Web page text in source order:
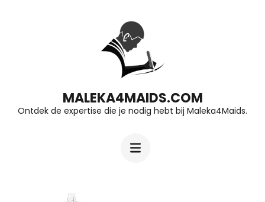
Enter)
MALEKA4MAIDS.COM
Ontdek de expertise die je nodig hebt bij Maleka4Maids.